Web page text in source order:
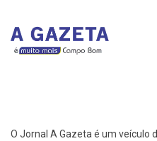
O Jornal A Gazeta é um veículo